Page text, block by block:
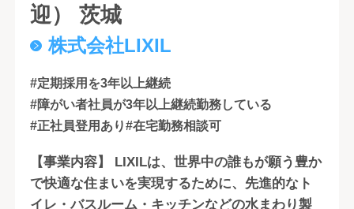
迎） 茨城
株式会社LIXIL
#定期採用を3年以上継続
#障がい者社員が3年以上継続勤務している
#正社員登用あり#在宅勤務相談可
【事業内容】 LIXILは、世界中の誰もが願う豊か
で快適な住まいを実現するために、先進的なト
イレ・バスルーム・キッチンなどの水まわり製